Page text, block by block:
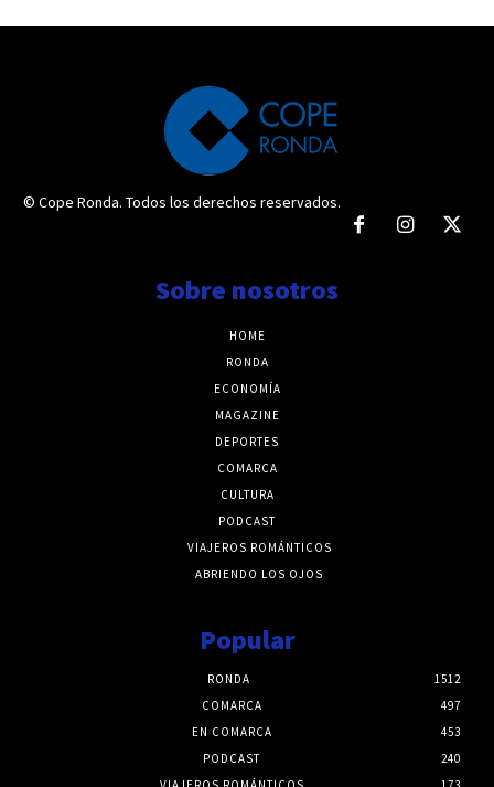
© Cope Ronda. Todos los derechos reservados.
Sobre nosotros
HOME
RONDA
ECONOMÍA
MAGAZINE
DEPORTES
COMARCA
CULTURA
PODCAST
VIAJEROS ROMÁNTICOS
ABRIENDO LOS OJOS
Popular
RONDA
1512
COMARCA
497
EN COMARCA
453
PODCAST
240